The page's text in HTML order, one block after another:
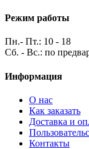
Режим работы
Пн.- Пт.: 10 - 18
Сб. - Вс.: по
Информация
О нас
Как заказать
Доставка и
Контакты